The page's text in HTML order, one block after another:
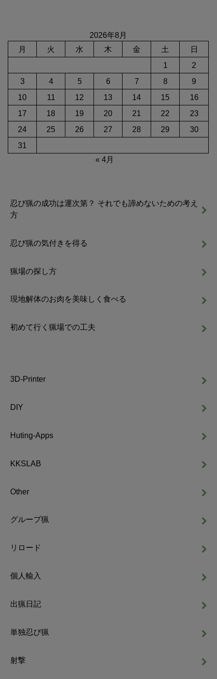
2026年8月
月
火 水 木 金 土
日
1
2
3
4 5 6 7 8
9
10
11 12 13 14 15
16
17
18 19 20 21 22
23
24
25 26 27 28 29
30
31
« 4月
忍び猟の成功は運次第？ それでも諦めないための考え
方
忍び猟の気付きを得る
猟場の探し方
現地解体のお肉を美味しく食べる
初めて行く猟場での工夫
3D-Printer
DIY
Huting-Apps
KKSLAB
Other
グループ猟
リロード
個人輸入
出猟日記
単独忍び猟
射撃